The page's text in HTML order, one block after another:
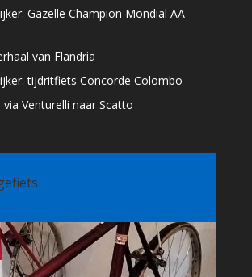
Gazelle Champion Mondial AA
van Flandria
tijdritfiets Concorde Colombo
via Venturelli naar Scatto